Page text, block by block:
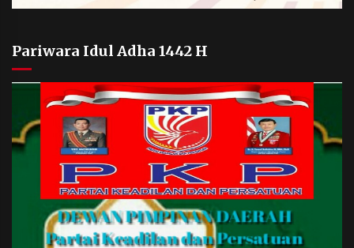
Pariwara Idul Adha 1442 H